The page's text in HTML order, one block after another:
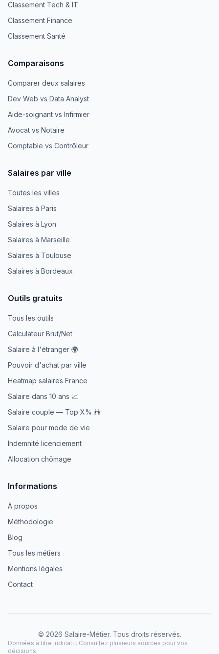
Classement Tech & IT
Classement Finance
Classement Santé
Comparaisons
Comparer deux salaires
Dev Web vs Data Analyst
Aide-soignant vs Infirmier
Avocat vs Notaire
Comptable vs Contrôleur
Salaires par ville
Toutes les villes
Salaires à Paris
Salaires à Lyon
Salaires à Marseille
Salaires à Toulouse
Salaires à Bordeaux
Outils gratuits
Tous les outils
Calculateur Brut/Net
Salaire à l'étranger 🌍
Pouvoir d'achat par ville
Heatmap salaires France
Salaire dans 10 ans 📈
Salaire couple — Top X% 👫
Salaire pour mode de vie
Indemnité licenciement
Allocation chômage
Informations
À propos
Méthodologie
Blog
Tous les métiers
Mentions légales
Contact
© 2026 Salaire-Métier. Tous droits réservés.
Données à titre indicatif. Consultez plusieurs sources pour vos
décisions.